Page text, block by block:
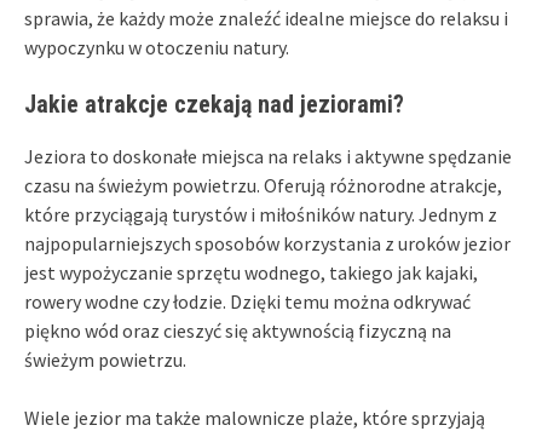
sprawia, że każdy może znaleźć idealne miejsce do relaksu i
wypoczynku w otoczeniu natury.
Jakie atrakcje czekają nad jeziorami?
Jeziora to doskonałe miejsca na relaks i aktywne spędzanie
czasu na świeżym powietrzu. Oferują różnorodne atrakcje,
które przyciągają turystów i miłośników natury. Jednym z
najpopularniejszych sposobów korzystania z uroków jezior
jest wypożyczanie sprzętu wodnego, takiego jak kajaki,
rowery wodne czy łodzie. Dzięki temu można odkrywać
piękno wód oraz cieszyć się aktywnością fizyczną na
świeżym powietrzu.
Wiele jezior ma także malownicze plaże, które sprzyjają